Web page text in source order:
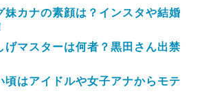
妹カナの素顔は？インスタや結婚
げマスターは何者？黒田さん出禁
頃はアイドルや女子アナからモテ